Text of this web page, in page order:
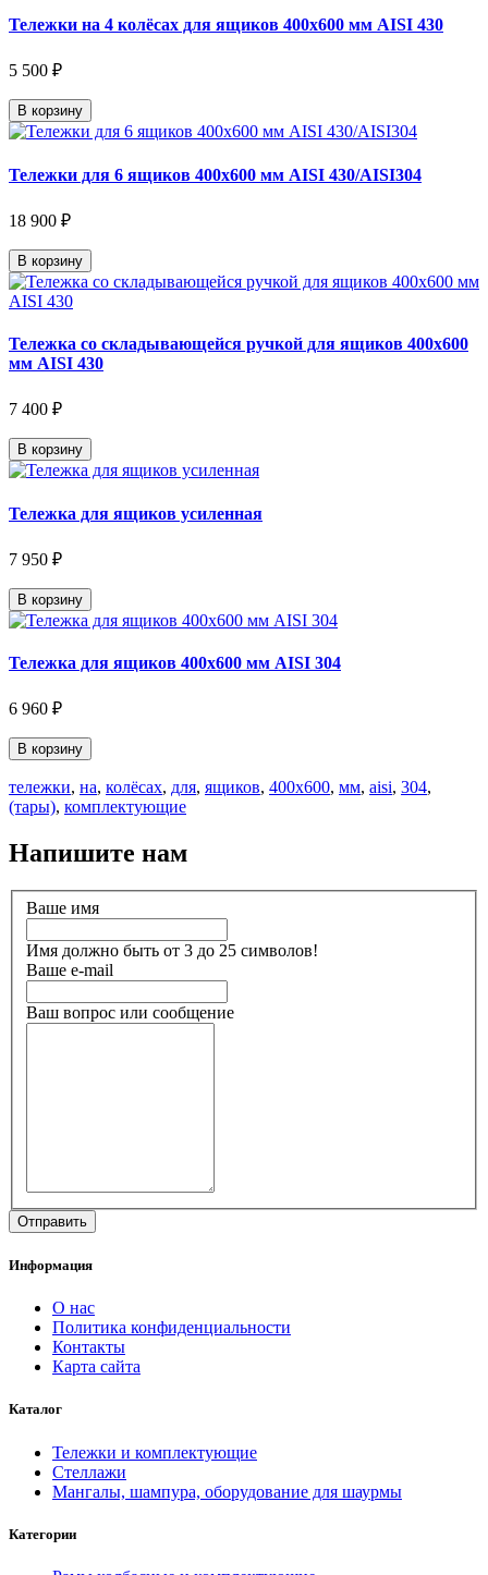
Тележки на 4 колёсах для ящиков 400х600 мм AISI 430
5 500 ₽
В корзину
Тележки для 6 ящиков 400х600 мм AISI 430/AISI304
18 900 ₽
В корзину
Тележка со складывающейся ручкой для ящиков 400х600
мм AISI 430
7 400 ₽
В корзину
Тележка для ящиков усиленная
7 950 ₽
В корзину
Тележка для ящиков 400х600 мм AISI 304
6 960 ₽
В корзину
тележки, на, колёсах, для, ящиков, 400х600, мм, aisi, 304,
(тары), комплектующие
Напишите нам
Ваше имя
Имя должно быть от 3 до 25 символов!
Ваше e-mail
Ваш вопрос или сообщение
Информация
О нас
Политика конфиденциальности
Контакты
Карта сайта
Каталог
Тележки и комплектующие
Стеллажи
Мангалы, шампура, оборудование для шаурмы
Категории